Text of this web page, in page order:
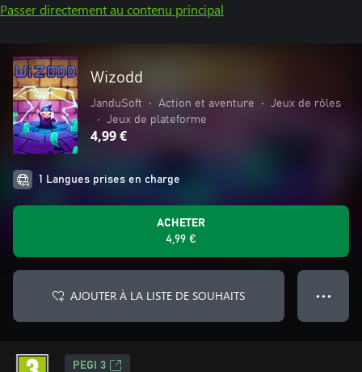
Passer directement au contenu principal
Wizodd
JanduSoft • Action et aventure •
Jeux de rôles
•
Jeux de plateforme
4,99 €
1 Langues prises en charge
ACHETER
4,99 €
AJOUTER À LA LISTE DE SOUHAITS ● ● ●
PEGI 3